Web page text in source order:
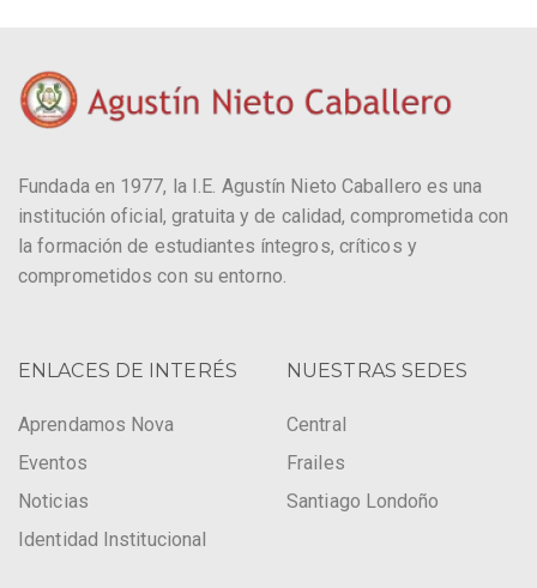
Fundada en 1977, la I.E. Agustín Nieto Caballero es una
institución oficial, gratuita y de calidad, comprometida con
la formación de estudiantes íntegros, críticos y
comprometidos con su entorno.
ENLACES DE INTERÉS
Aprendamos Nova
Eventos
Noticias
Identidad Institucional
NUESTRAS SEDES
Central
Frailes
Santiago Londoño